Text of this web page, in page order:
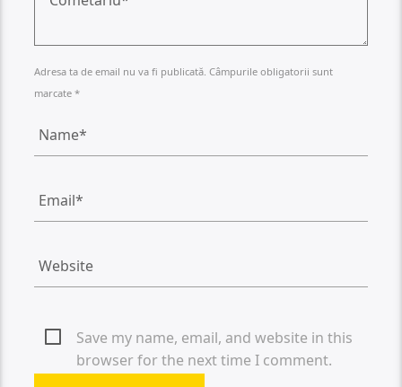
Adresa ta de email nu va fi publicată. Câmpurile obligatorii sunt
marcate *
Save my name, email, and website in this
browser for the next time I comment.